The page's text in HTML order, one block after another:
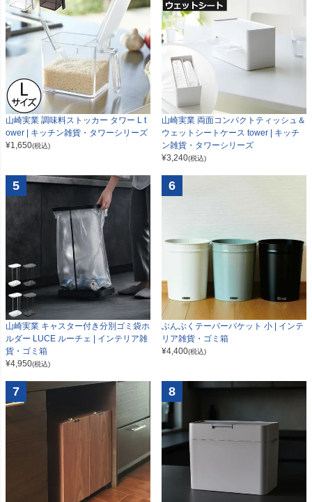
山崎実業 調味料ストッカー タワー L t
ower | キッチン雑貨・タワーシリーズ
¥1,650(税込)
山崎実業 両面コンパクトティッシュ＆
ウェットシートケース tower | キッチ
ン雑貨・タワーシリーズ
¥3,240(税込)
5
山崎実業 キャスター付き分別ゴミ袋ホ
ルダー LUCE ルーチェ | インテリア雑
貨・ゴミ箱
¥4,950(税込)
6
ぶんぶくテーパーバケット 小 | インテ
リア雑貨・ゴミ箱
¥4,400(税込)
7 8